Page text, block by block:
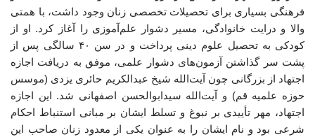
فرهنگی بسیاری برای تحصیلات تخصصی زنان وجود داشت، با همتی
والا و درایت خانوادگی، مسیر دشوار علم‌آموزی را آغاز کرد. او از
کودکی به تحصیل علوم دینی پرداخت و در سن ۴۰ سالگی پس از
پشت سر گذاشتن آزمون‌های دشوار علمی، موفق به دریافت اجازه
اجتهاد از بزرگانی چون آیت‌الله شیخ عبدالکریم حائری یزدی (موسس
حوزه علمیه قم) و آیت‌الله سیدابوالحسن اصفهانی شد. این اجازه
اجتهاد، مهر تأییدی بر نبوغ و تسلط ایشان بر مبانی استنباط احکام
شرعی بود و نام ایشان را به عنوان یکی از معدود زنان صاحب این